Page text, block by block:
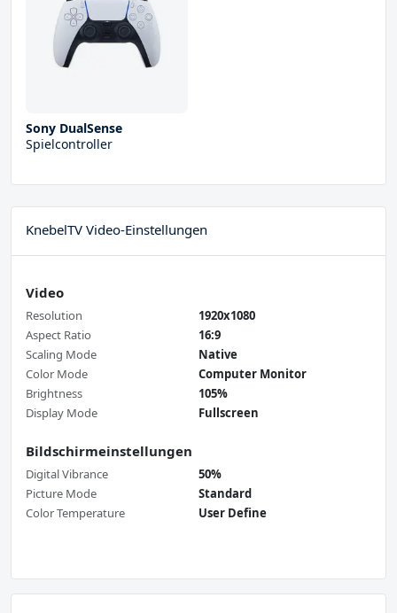
Sony DualSense
Spielcontroller
KnebelTV Video-Einstellungen
Video
Resolution
1920x1080
Aspect Ratio
16:9
Scaling Mode
Native
Color Mode
Computer Monitor
Brightness
105%
Display Mode
Fullscreen
Bildschirmeinstellungen
Digital Vibrance
50%
Picture Mode
Standard
Color Temperature
User Define